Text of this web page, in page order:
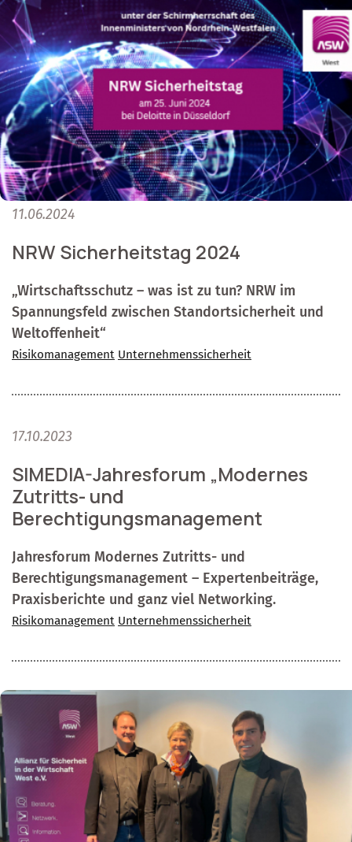
11.06.2024
NRW Sicherheitstag 2024
„Wirtschaftsschutz – was ist zu tun? NRW im
Spannungsfeld zwischen Standortsicherheit und
Weltoffenheit“
Risikomanagement Unternehmenssicherheit
17.10.2023
SIMEDIA-Jahresforum „Modernes
Zutritts- und
Berechtigungsmanagement
Jahresforum Modernes Zutritts- und
Berechtigungsmanagement – Expertenbeiträge,
Praxisberichte und ganz viel Networking.
Risikomanagement Unternehmenssicherheit